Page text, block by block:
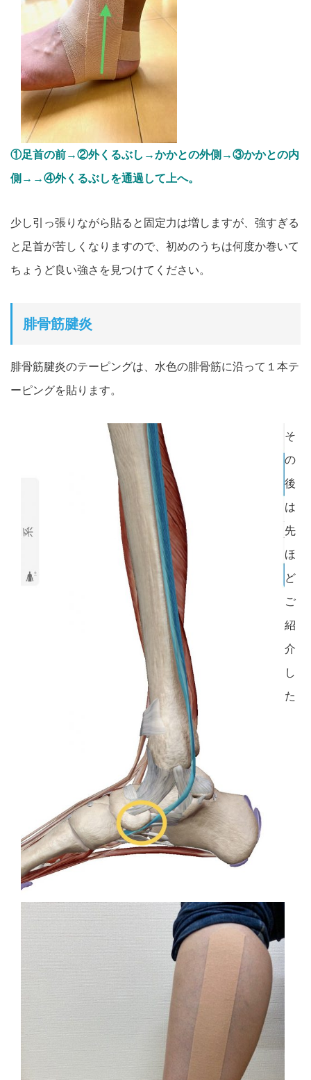
①足首の前→②外くるぶし→かかとの外側→③かかとの内
側→→④外くるぶしを通過して上へ。
少し引っ張りながら貼ると固定力は増しますが、強すぎる
と足首が苦しくなりますので、初めのうちは何度か巻いて
ちょうど良い強さを見つけてください。
腓骨筋腱炎
腓骨筋腱炎のテーピングは、水色の腓骨筋に沿って１本テ
ーピングを貼ります。
そ
の
後
は
先
ほ
ど
ご
紹
介
し
た